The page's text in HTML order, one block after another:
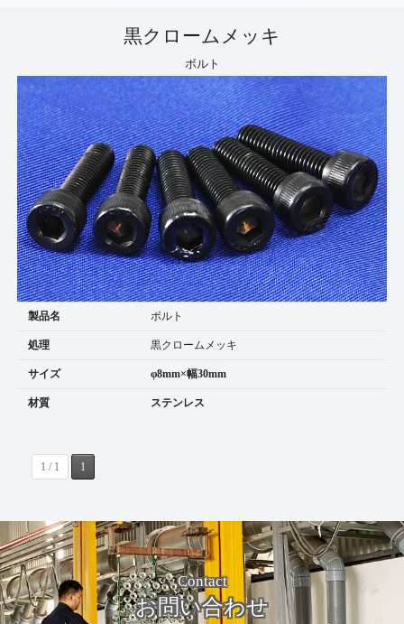
黒クロームメッキ
ボルト
製品名 ボルト
処理 黒クロームメッキ
サイズ φ8mm×幅30mm
材質 ステンレス
1 / 1 1
Contact
お問い合わせ